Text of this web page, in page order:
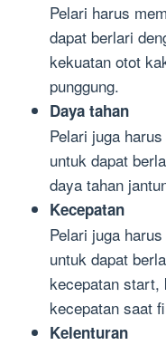
Pelari harus
dapat berlari
kekuatan otot
punggung.
Daya tahan
Pelari juga
untuk dapat
daya tahan
Kecepatan
Pelari juga
untuk dapat
kecepatan start,
kecepatan saat
Kelenturan